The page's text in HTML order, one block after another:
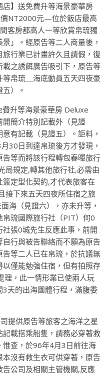
店】送免費升等海景豪華房
NT2000元—位於飯店最高
客房都高人一等欣賞帛琉獨
」。經原告等二人商量後，
旅行業已計畫許久且請假，復
載之誘餌廣告吸引下，原告等
等帛琉＿海底動員五天四夜豪
）。
升等海景豪華房 Deluxe
開簡介特別記載外（見證
有記載（見證五）。詎料，
30日到達帛琉後方才發現，
告等而將該行程轉包春暉旅行
局規定,轉其他旅行社,必需由
定型化契約,才代表旅客在
接下來五天四夜所住宿之旅
海（見證六），亦未升等，
帛琉國際旅行社（PIT）何0
社張0城先生反應此事，前開
自行與被告聯絡而不願為原告
告等二人已在帛琉，於抗議無
以僅能勉強住宿，但有拍照存
理，此一情形業已使兩人玩
3天的出海團體行程，滿腹委
提供原告等旅客之海洋之星
記載搭乘船隻，請務必穿著救
惟查，於96年4月3日前往海
本沒有救生衣可供穿著，原告
告公司及相關主管機關,反應